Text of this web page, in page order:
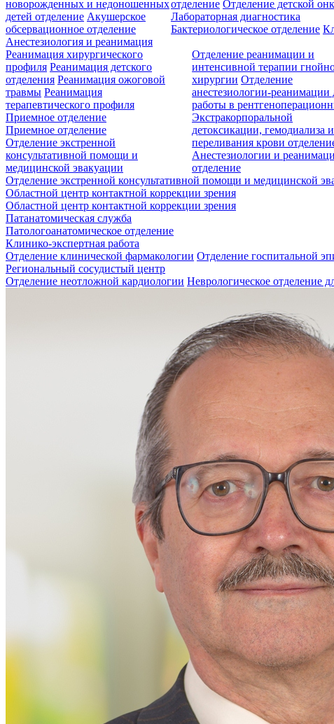
новорожденных и недоношенных
детей отделение Акушерское
обсервационное отделение
отделение Отделение детской
Лабораторная диагностика
Бактериологическое отделение
Анестезиология и реанимация
Реанимация хирургического
профиля Реанимация детского
отделения Реанимация ожоговой
травмы Реанимация
терапевтического профиля
Отделение реанимации и
интенсивной терапии
хирургии Отделение
анестезиологии-реанимации
работы в
Экстракорпоральной
детоксикации, гемодиализа и
переливания крови
Анестезиологии и
отделение
Приемное отделение
Приемное отделение
Отделение экстренной
консультативной помощи и
медицинской эвакуации
Отделение экстренной консультативной помощи и медицинской
Областной центр контактной коррекции зрения
Областной центр контактной коррекции зрения
Патанатомическая служба
Патологоанатомическое отделение
Клинико-экспертная работа
Отделение клинической фармакологии Отделение госпитальной
Региональный сосудистый центр
Отделение неотложной кардиологии Неврологическое отделение